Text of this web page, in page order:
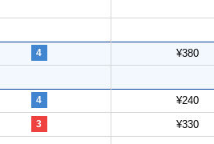
4 ¥380
4 ¥240
3 ¥330